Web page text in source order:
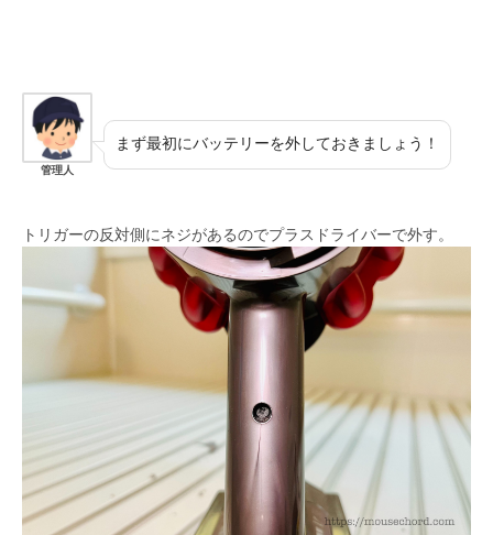
管理人
まず最初にバッテリーを外しておきましょう！
トリガーの反対側にネジがあるのでプラスドライバーで外す。